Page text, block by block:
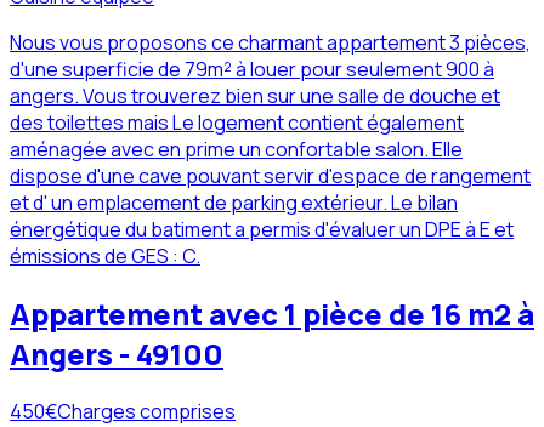
Nous vous proposons ce charmant appartement 3 pièces,
d'une superficie de 79m² à louer pour seulement 900 à
angers. Vous trouverez bien sur une salle de douche et
des toilettes mais Le logement contient également
aménagée avec en prime un confortable salon. Elle
dispose d'une cave pouvant servir d'espace de rangement
et d' un emplacement de parking extérieur. Le bilan
énergétique du batiment a permis d'évaluer un DPE à E et
émissions de GES : C.
Appartement avec 1 pièce de 16 m2 à
Angers - 49100
450€Charges comprises